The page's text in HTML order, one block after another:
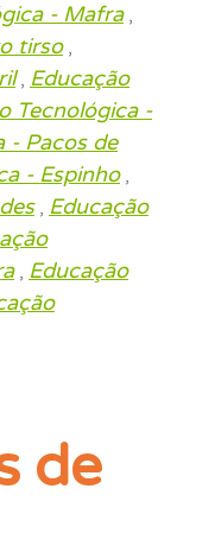
- Mafra,
tirso,
, Educação
Tecnológica -
- Pacos de
- Espinho,
, Educação
, Educação
de